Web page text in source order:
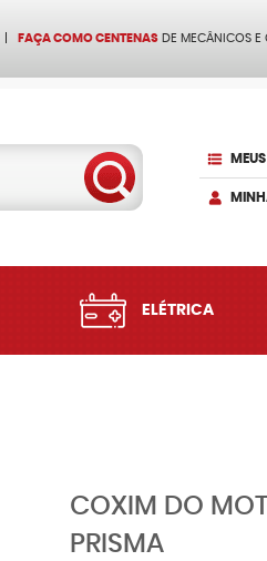
FAÇA COMO CENTENAS DE MECÂNICOS E
ELÉTRICA
COXIM DO
PRISMA